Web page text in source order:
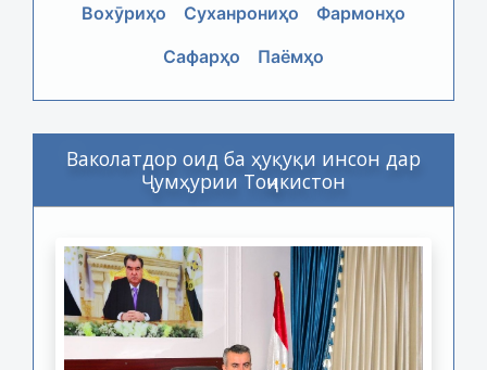
Вохӯриҳо Суханрониҳо
Фармонҳо
Сафарҳо
Паёмҳо
Ваколатдор оид ба ҳуқуқи инсон дар
Ҷумҳурии Тоҷикистон